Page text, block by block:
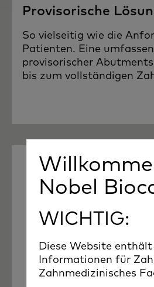
Provisorische
So vielseitig wie die
Patienten. Eine
provisorischer
bis zum vollständigen
Nobel
WICHTIG:
Diese Website
Informationen für
Zahnmedizinisches